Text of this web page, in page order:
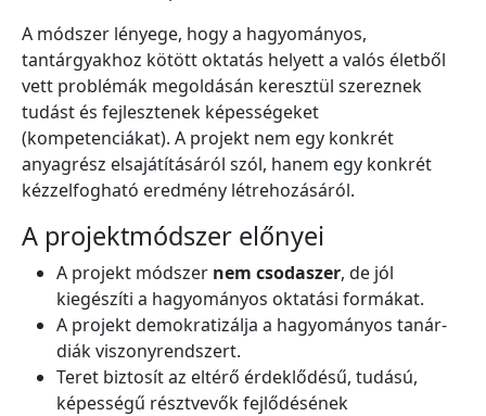
A módszer lényege, hogy a hagyományos,
tantárgyakhoz kötött oktatás helyett a valós életből
vett problémák megoldásán keresztül szereznek
tudást és fejlesztenek képességeket
(kompetenciákat). A projekt nem egy konkrét
anyagrész elsajátításáról szól, hanem egy konkrét
kézzelfogható eredmény létrehozásáról.
A projektmódszer előnyei
A projekt módszer nem csodaszer, de jól
kiegészíti a hagyományos oktatási formákat.
A projekt demokratizálja a hagyományos tanár-
diák viszonyrendszert.
Teret biztosít az eltérő érdeklődésű, tudású,
képességű résztvevők fejlődésének